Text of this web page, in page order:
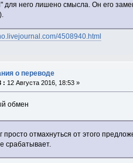
него лишено смысла. Он его
4508940.html
о переводе
: 12 Августа 2016, 18:53 »
обмен
просто отмахнуться от этого
срабатывает.